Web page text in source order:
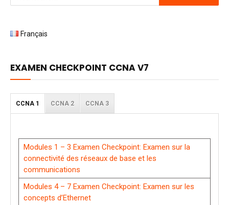
Français
EXAMEN CHECKPOINT CCNA V7
CCNA 1 CCNA 2 CCNA 3
Modules 1 – 3 Examen Checkpoint: Examen sur la
connectivité des réseaux de base et les
communications
Modules 4 – 7 Examen Checkpoint: Examen sur les
concepts d’Ethernet